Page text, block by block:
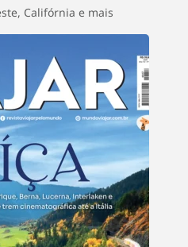
Califórnia e mais